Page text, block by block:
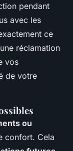
pendant
avec les
ce
réclamation
vos
de votre
ou
confort. Cela